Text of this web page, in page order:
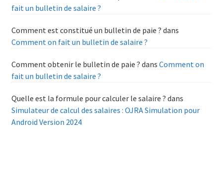
fait un bulletin de salaire ?
Comment est constitué un bulletin de paie ? dans
Comment on fait un bulletin de salaire ?
Comment obtenir le bulletin de paie ? dans Comment on
fait un bulletin de salaire ?
Quelle est la formule pour calculer le salaire ? dans
Simulateur de calcul des salaires : OJRA Simulation pour
Android Version 2024